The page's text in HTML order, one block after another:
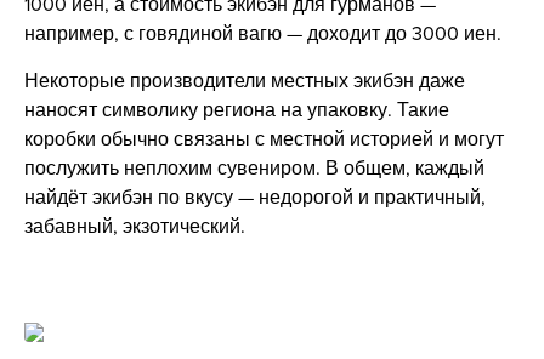
например, с говядиной вагю — доходит до 3000 иен.
Некоторые производители местных экибэн даже
наносят символику региона на упаковку. Такие
коробки обычно связаны с местной историей и могут
послужить неплохим сувениром. В общем, каждый
найдёт экибэн по вкусу — недорогой и практичный,
забавный, экзотический.